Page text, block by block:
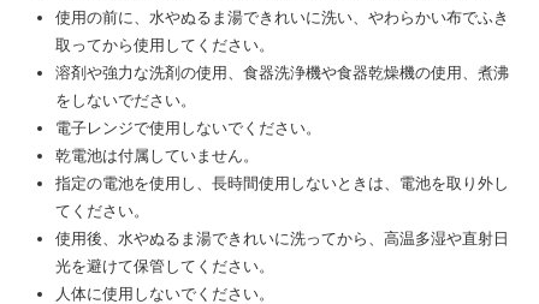
使用の前に、水やぬるま湯できれいに洗い、やわらかい布でふき
取ってから使用してください。
溶剤や強力な洗剤の使用、食器洗浄機や食器乾燥機の使用、煮沸
をしないでださい。
電子レンジで使用しないでください。
乾電池は付属していません。
指定の電池を使用し、長時間使用しないときは、電池を取り外し
てください。
使用後、水やぬるま湯できれいに洗ってから、高温多湿や直射日
光を避けて保管してください。
人体に使用しないでください。